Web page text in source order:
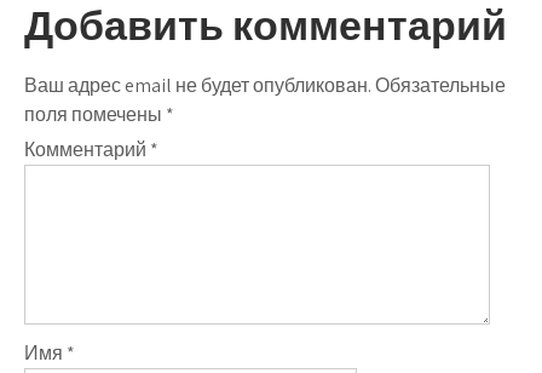
Добавить комментарий
Ваш адрес email не будет опубликован.Обязательные
поля помечены *
Комментарий *
Имя *